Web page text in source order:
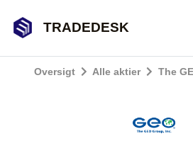
TRADEDESK
Oversigt Alle aktier The